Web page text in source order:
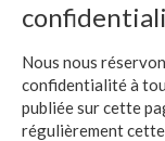
Nous nous
confidentialité à
publiée sur cette
régulièrement